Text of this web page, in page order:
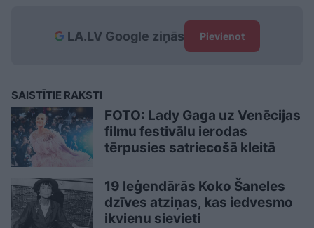
LA.LV Google ziņās Pievienot
SAISTĪTIE RAKSTI
FOTO: Lady Gaga uz Venēcijas
filmu festivālu ierodas
tērpusies satriecošā kleitā
19 leģendārās Koko Šaneles
dzīves atziņas, kas iedvesmo
ikvienu sievieti